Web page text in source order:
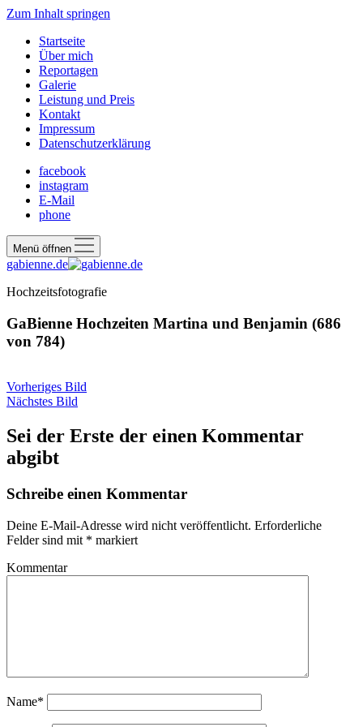
Zum Inhalt springen
Startseite
Über mich
Reportagen
Galerie
Leistung und Preis
Kontakt
Impressum
Datenschutzerklärung
facebook
instagram
E-Mail
phone
Menü öffnen
gabienne.de
Hochzeitsfotografie
GaBienne Hochzeiten Martina und Benjamin (686
von 784)
Vorheriges Bild
Nächstes Bild
Sei der Erste der einen Kommentar
abgibt
Schreibe einen Kommentar
Deine E-Mail-Adresse wird nicht veröffentlicht. Erforderliche
Felder sind mit * markiert
Kommentar
Name*